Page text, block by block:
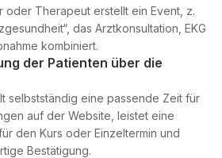
oder Therapeut erstellt ein Event, z.
das Arztkonsultation, EKG
kombiniert.
der Patienten über die
selbstständig eine passende Zeit für
auf der Website, leistet eine
den Kurs oder Einzeltermin und
Bestätigung.